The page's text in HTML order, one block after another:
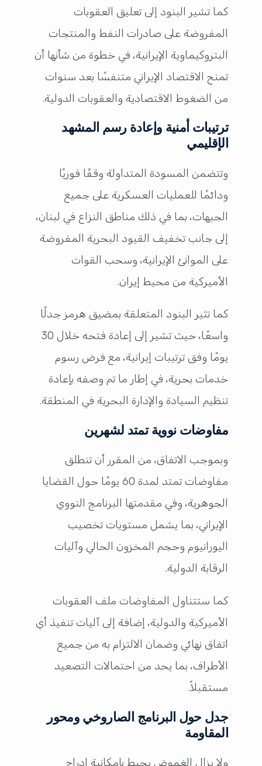
كما تشير البنود إلى تعليق العقوبات
المفروضة على صادرات النفط والمنتجات
البتروكيماوية الإيرانية، في خطوة من شأنها أن
تمنح الاقتصاد الإيراني متنفسًا بعد سنوات
من الضغوط الاقتصادية والعقوبات الدولية.
ترتيبات أمنية وإعادة رسم المشهد
الإقليمي
وتتضمن المسودة المتداولة وقفًا فوريًا
ودائمًا للعمليات العسكرية على جميع
الجبهات، بما في ذلك مناطق النزاع في لبنان،
إلى جانب تخفيف القيود البحرية المفروضة
على الموانئ الإيرانية، وسحب القوات
الأميركية من محيط إيران.
كما تثير البنود المتعلقة بمضيق هرمز جدلًا
واسعًا، حيث تشير إلى إعادة فتحه خلال 30
يومًا وفق ترتيبات إيرانية، مع فرض رسوم
خدمات بحرية، في إطار ما تم وصفه بإعادة
تنظيم السيادة والإدارة البحرية في المنطقة.
مفاوضات نووية تمتد لشهرين
وبموجب الاتفاق، من المقرر أن تنطلق
مفاوضات تمتد لمدة 60 يومًا حول القضايا
الجوهرية، وفي مقدمتها البرنامج النووي
الإيراني، بما يشمل مستويات تخصيب
اليورانيوم وحجم المخزون الحالي وآليات
الرقابة الدولية.
كما ستتناول المفاوضات ملف العقوبات
الأميركية والدولية، إضافة إلى آليات تنفيذ أي
اتفاق نهائي وضمان الالتزام به من جميع
الأطراف، بما يحد من احتمالات التصعيد
مستقبلاً.
جدل حول البرنامج الصاروخي ومحور
المقاومة
ولا يزال الغموض يحيط بإمكانية إدراج